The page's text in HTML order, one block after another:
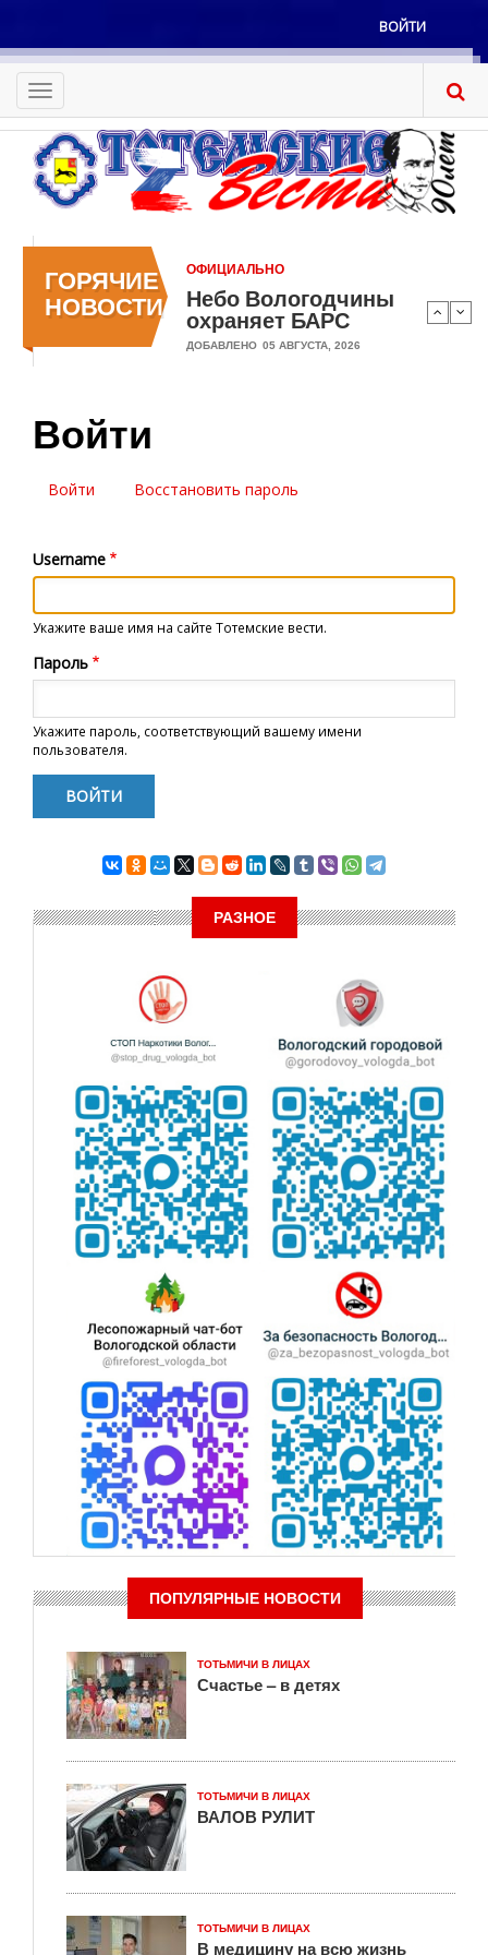
основному
содержанию
Меню
учётной
записи
пользователя
ВОЙТИ
Toggle
navigation
ГОРЯЧИЕ
НОВОСТИ
ОФИЦИАЛЬНО
Небо Вологодчины
охраняет БАРС
ДОБАВЛЕНО 05 АВГУСТА, 2026
Войти
вкладки
Войти (активнаяВосстановить пароль
Username
Укажите ваше имя на сайте Тотемские вести.
Пароль
Укажите пароль, соответствующий вашему имени
пользователя.
РАЗНОЕ
ПОПУЛЯРНЫЕ НОВОСТИ
ТОТЬМИЧИ В ЛИЦАХ
Счастье – в детях
ТОТЬМИЧИ В ЛИЦАХ
ВАЛОВ РУЛИТ
ТОТЬМИЧИ В ЛИЦАХ
В медицину на всю жизнь